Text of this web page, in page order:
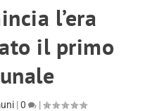
l’era
il primo
|0 |